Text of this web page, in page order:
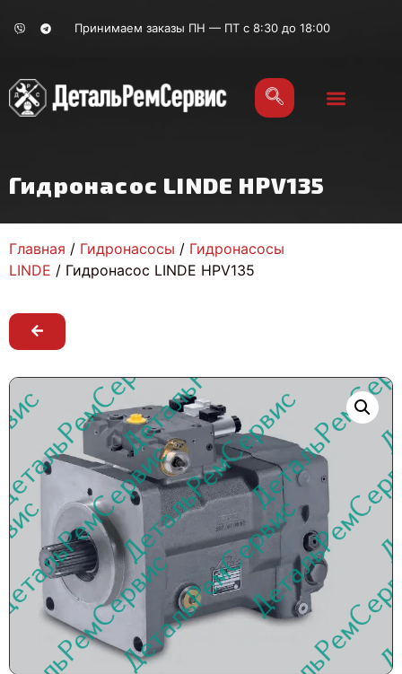
Принимаем заказы ПН — ПТ с 8:30 до 18:00
Гидронасос LINDE HPV135
Главная / Гидронасосы / Гидронасосы
LINDE / Гидронасос LINDE HPV135